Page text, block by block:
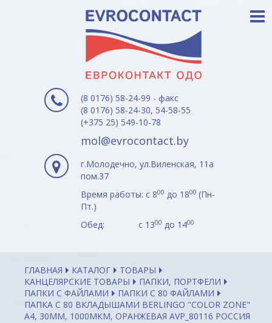
(8 0176) 58-24-99 - факс
(8 0176) 58-24-30, 54-58-55
(+375 25) 549-10-78
mol@evrocontact.by
г.Молодечно, ул.Виленская, 11а
пом.37
Время работы: с 800 до 1800 (Пн-
Пт.)
Обед: с 1300 до 1400
ГЛАВНАЯ КАТАЛОГ
ТОВАРЫ
КАНЦЕЛЯРСКИЕ ТОВАРЫ
ПАПКИ, ПОРТФЕЛИ
ПАПКИ С ФАЙЛАМИ
ПАПКИ С 80 ФАЙЛАМИ
ПАПКА С 80 ВКЛАДЫШАМИ BERLINGO "COLOR ZONE"
А4, 30ММ, 1000МКМ, ОРАНЖЕВАЯ AVP_80116 РОССИЯ